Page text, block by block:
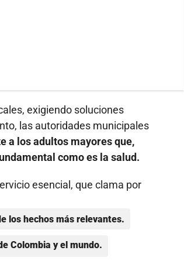
exigiendo soluciones
las autoridades municipales
a los adultos mayores que,
como es la salud.
esencial, que clama por
los hechos más relevantes.
Colombia y el mundo.